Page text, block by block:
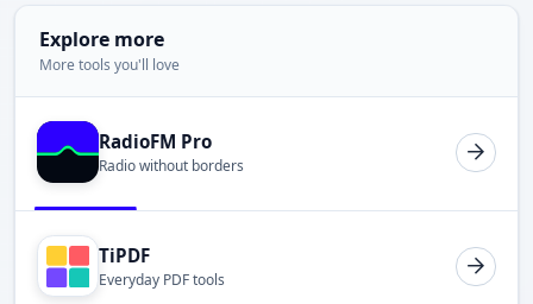
Explore more
More tools you'll love
RadioFM Pro
Radio without borders
TiPDF
Everyday PDF tools